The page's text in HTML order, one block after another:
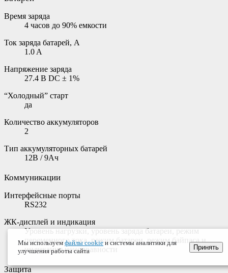
Время заряда
4 часов до 90% емкости
Ток заряда батарей, А
1.0 A
Напряжение заряда
27.4 В DC ± 1%
“Холодный” старт
да
Количество аккумуляторов
2
Тип аккумуляторных батарей
12В / 9Ач
Коммуникации
Интерфейсные порты
RS232
ЖК-дисплей и индикация
Уровень нагрузки, уровень заряда батареи, режим
переменного тока, режим батареи, режим байпаса и
индикация неисправности
Защита
Мы используем файлы cookie и системы аналитики для
улучшения работы сайта
Принять